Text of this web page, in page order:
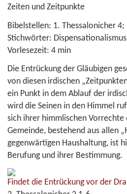
Zeiten und Zeitpunkte
Bibelstellen: 1. Thessalonicher
Stichwörter:
Vorlesezeit: 4 min
Die Entrückung der Gläubigen
von diesen irdischen
ein Punkt in dem Ablauf der
wird die Seinen in den Himmel
sich ihrer himmlischen
Gemeinde, bestehend aus allen
gegenwärtigen Haushaltung, ist
Berufung und ihrer Bestimmung.
Findet die Entrückung vor der